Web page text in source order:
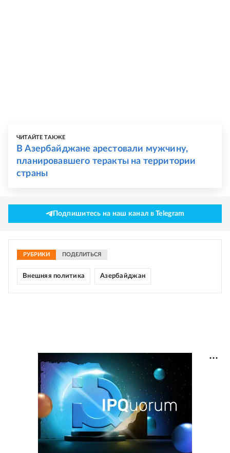
ЧИТАЙТЕ ТАКЖЕ
В Азербайджане арестовали мужчину,
планировавшего теракты на территории
страны
Подпишитесь на наш канал в Telegram
РУБРИКИ ПОДЕЛИТЬСЯ
Внешняя политика Азербайджан